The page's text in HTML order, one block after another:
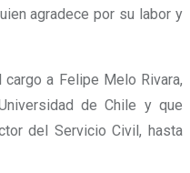
agradece por su labor y
a Felipe Melo Rivara,
de Chile y que
del Servicio Civil, hasta